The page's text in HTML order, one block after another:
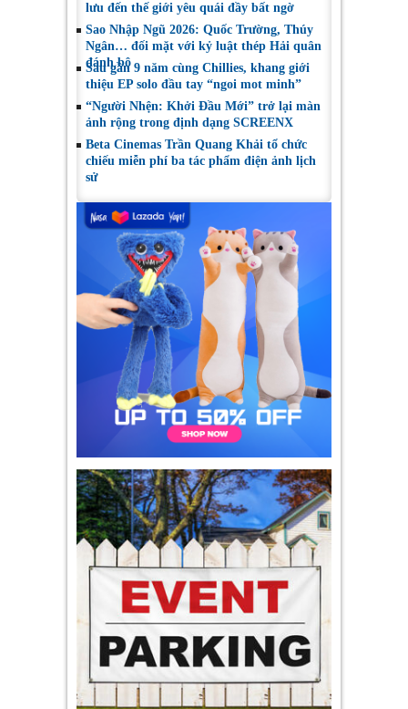
lưu đến thế giới yêu quái đầy bất ngờ
Sao Nhập Ngũ 2026: Quốc Trường, Thúy
Ngân… đối mặt với kỷ luật thép Hải quân
đánh bộ
Sau gần 9 năm cùng Chillies, khang giới
thiệu EP solo đầu tay “ngoi mot minh”
“Người Nhện: Khởi Đầu Mới” trở lại màn
ảnh rộng trong định dạng SCREENX
Beta Cinemas Trần Quang Khải tổ chức
chiếu miễn phí ba tác phẩm điện ảnh lịch
sử